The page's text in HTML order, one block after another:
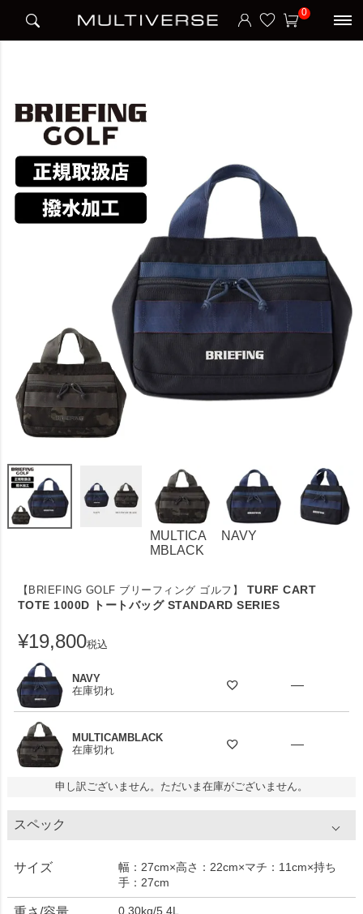
0
TURF CART TOTE 1000D トートバッグ STANDARD SERIES
MULTICA
MBLACK
NAVY
【BRIEFING GOLF ブリーフィング ゴルフ】
TURF CART
TOTE 1000D トートバッグ STANDARD SERIES
¥19,800税込
NAVY
在庫切れ
—
MULTICAMBLACK
在庫切れ
—
申し訳ございません。ただいま在庫がございません。
スペック
サイズ
幅：27cm×高さ：22cm×マチ：11cm×持ち
手：27cm
0.30kg/5.4L